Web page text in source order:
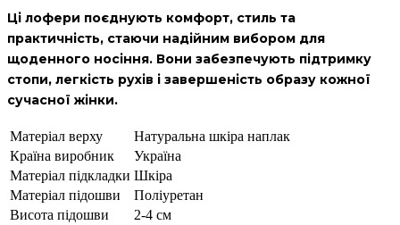
Ці лофери поєднують комфорт, стиль та
практичність, стаючи надійним вибором для
щоденного носіння. Вони забезпечують підтримку
стопи, легкість рухів і завершеність образу кожної
сучасної жінки.
Матеріал верху
Натуральна шкіра наплак
Країна виробник
Україна
Матеріал підкладки Шкіра
Матеріал підошви
Поліуретан
Висота підошви
2-4 см